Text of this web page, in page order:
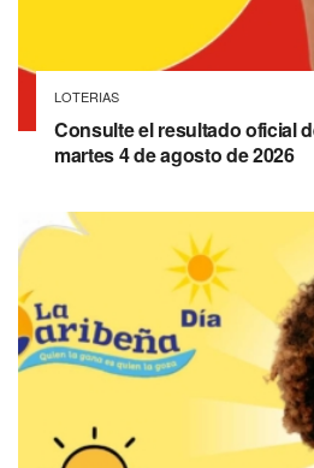
LOTERIAS
Consulte el resultado oficial
martes 4 de agosto de 2026